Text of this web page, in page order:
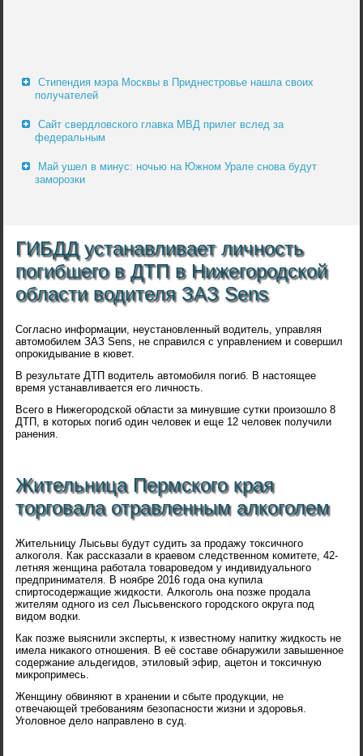
Стипендия мэра Москвы в Приднестровье нашла своих
получателей
Сайт свердловского главка МВД прилег вслед за
федеральным
Май ушел в минус: ночью на Южном Урале снова будут
заморозки
ГИБДД устанавливает личность
погибшего в ДТП в Нижегородской
области водителя ЗАЗ Sens
Согласно информации, неустановленный водитель, управляя
автомобилем ЗАЗ Sens, не справился с управлением и совершил
опрокидывание в кювет.
В результате ДТП водитель автомобиля погиб. В настоящее
время устанавливается его личность.
Всего в Нижегородской области за минувшие сутки произошло 8
ДТП, в которых погиб один человек и еще 12 человек получили
ранения.
Жительница Пермского края
торговала отравленным алкоголем
Жительницу Лысьвы будут судить за продажу токсичного
алкоголя. Как рассказали в краевом следственном комитете, 42-
летняя женщина работала товароведом у индивидуального
предпринимателя. В ноябре 2016 года она купила
спиртосодержащие жидкости. Алкоголь она позже продала
жителям одного из сел Лысьвенского городского округа под
видом водки.
Как позже выяснили эксперты, к известному напитку жидкость не
имела никакого отношения. В её составе обнаружили завышенное
содержание альдегидов, этиловый эфир, ацетон и токсичную
микропримесь.
Женщину обвиняют в хранении и сбыте продукции, не
отвечающей требованиям безопасности жизни и здоровья.
Уголовное дело направлено в суд.